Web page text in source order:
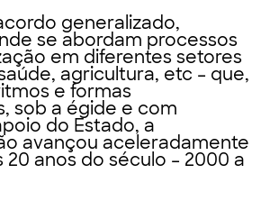
generalizado,
se abordam processos
em diferentes setores
agricultura, etc – que,
e formas
sob a égide e com
do Estado, a
avançou aceleradamente
20 anos do século – 2000 a